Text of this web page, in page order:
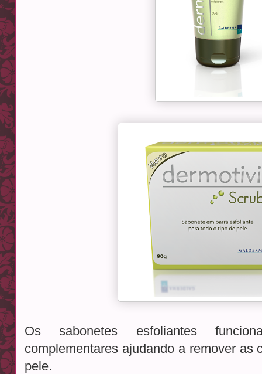
Os sabonetes esfoliantes
complementares ajudando a remover as
pele.